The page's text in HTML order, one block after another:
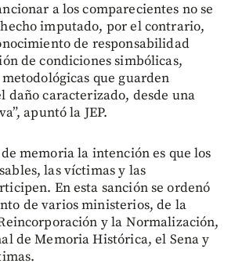
a los comparecientes no se
imputado, por el contrario,
de responsabilidad
de condiciones simbólicas,
que guarden
daño caracterizado, desde una
apuntó la JEP.
memoria la intención es que los
las víctimas y las
En esta sanción se ordenó
de varios ministerios, de la
y la Normalización,
de Memoria Histórica, el Sena y